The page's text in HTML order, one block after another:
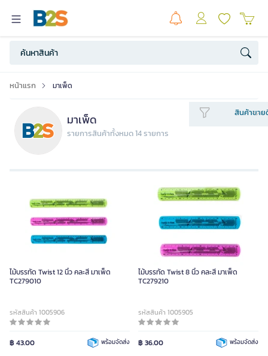
หน้าแรก มาเพ็ด
มาเพ็ด
รายการสินค้าทั้งหมด 14 รายการ
สินค้าขาย
ไม้บรรทัด Twist 12 นิ้ว คละสี มาเพ็ด
TC279010
รหัสสินค้า 1005906
฿ 43.00 พร้อมจัดส่ง
ไม้บรรทัด Twist 8 นิ้ว คละสี มาเพ็ด
TC279210
รหัสสินค้า 1005905
฿ 36.00 พร้อมจัดส่ง